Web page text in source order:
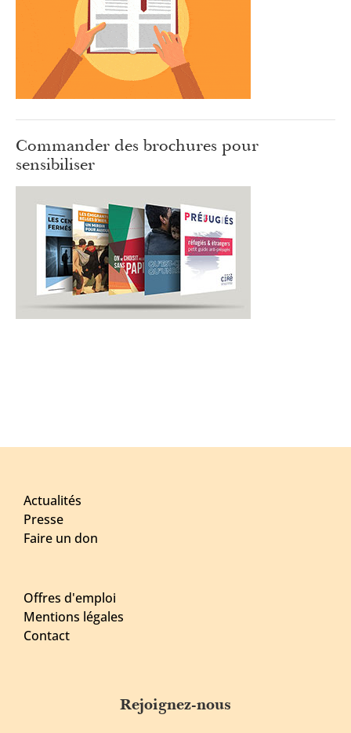
Commander des brochures pour
sensibiliser
Actualités
Presse
Faire un don
Offres d'emploi
Mentions légales
Contact
Rejoignez-nous